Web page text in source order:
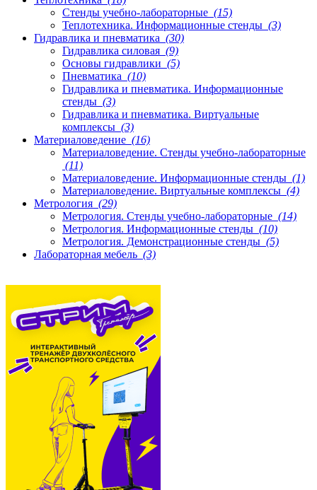
Стенды учебно-лабораторные (15)
Теплотехника. Информационные стенды (3)
Гидравлика и пневматика (30)
Гидравлика силовая (9)
Основы гидравлики (5)
Пневматика (10)
Гидравлика и пневматика. Информационные
стенды (3)
Гидравлика и пневматика. Виртуальные
комплексы (3)
Материаловедение (16)
Материаловедение. Стенды учебно-лабораторные
(11)
Материаловедение. Информационные стенды (1)
Материаловедение. Виртуальные комплексы (4)
Метрология (29)
Метрология. Стенды учебно-лабораторные (14)
Метрология. Информационные стенды (10)
Метрология. Демонстрационные стенды (5)
Лабораторная мебель (3)